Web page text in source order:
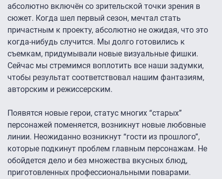
абсолютно включён со зрительской точки зрения в
сюжет. Когда шел первый сезон, мечтал стать
причастным к проекту, абсолютно не ожидая, что это
когда-нибудь случится. Мы долго готовились к
съемкам, придумывали новые визуальные фишки.
Сейчас мы стремимся воплотить все наши задумки,
чтобы результат соответствовал нашим фантазиям,
авторским и режиссерским.
Появятся новые герои, статус многих “старых”
персонажей поменяется, возникнут новые любовные
линии. Неожиданно возникнут “гости из прошлого”,
которые подкинут проблем главным персонажам. Не
обойдется дело и без множества вкусных блюд,
приготовленных профессиональными поварами.